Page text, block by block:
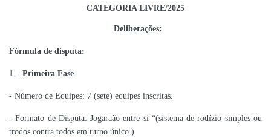
CATEGORIA LIVRE/2025
Deliberações:
Fórmula de disputa:
1 – Primeira Fase
- Número de Equipes: 7 (sete) equipes inscritas.
- Formato de Disputa: Jogaraão entre si “(sistema de rodízio simples ou
trodos contra todos em turno único )